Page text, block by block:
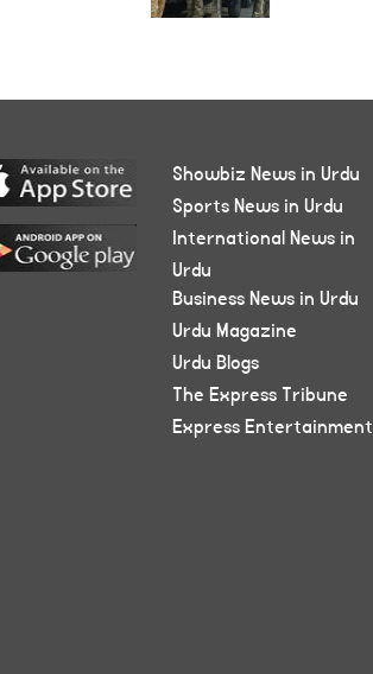
Showbiz News in Urdu
Sports News in Urdu
International News in
Urdu
Business News in Urdu
Urdu Magazine
Urdu Blogs
The Express Tribune
Express Entertainment